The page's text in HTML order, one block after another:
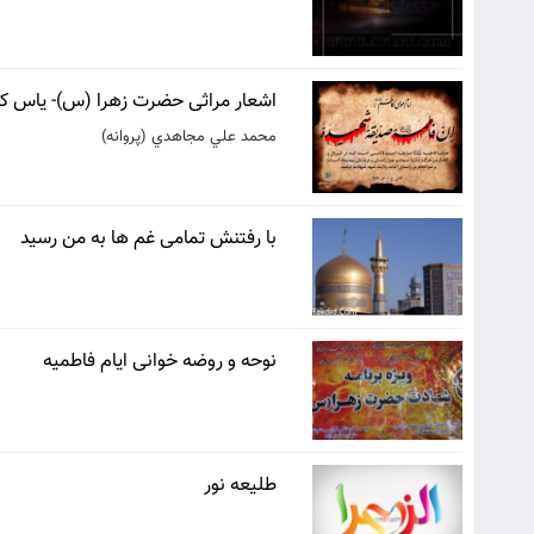
اشعار مراثی حضرت زهرا (س)- یاس
محمد علي مجاهدي (پروانه)
با رفتنش تمامی غم ها به من رسید
نوحه و روضه خوانی ایام فاطمیه
طليعه نور